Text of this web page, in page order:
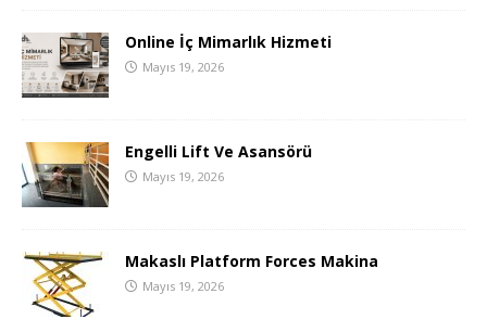
Online İç Mimarlık Hizmeti
Mayıs 19, 2026
Engelli Lift Ve Asansörü
Mayıs 19, 2026
Makaslı Platform Forces Makina
Mayıs 19, 2026